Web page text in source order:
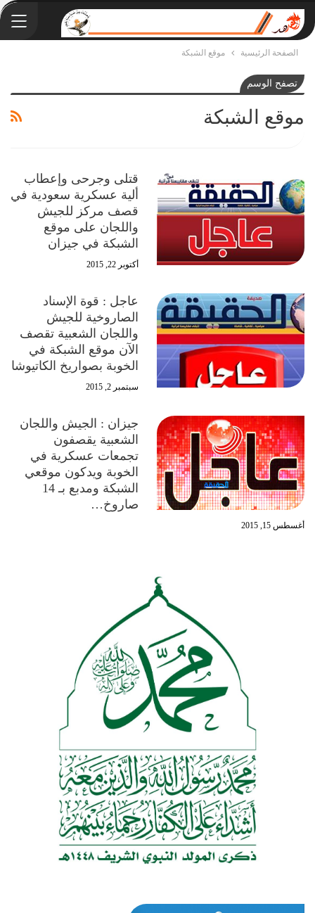
الصفحة الرئيسية موقع الشبكة
تصفح الوسم
موقع الشبكة
قتلى وجرحى وإعطاب
ألية عسكرية سعودية في
قصف مركز للجيش
واللجان على موقع
الشبكة في جيزان
أكتوبر 22, 2015
عاجل : قوة الإسناد
الصاروخية للجيش
واللجان الشعبية تقصف
الآن موقع الشبكة في
الخوبة بصواريخ الكاتيوشا
سبتمبر 2, 2015
جيزان : الجيش واللجان
الشعبية يقصفون
تجمعات عسكرية في
الخوبة ويدكون موقعي
الشبكة ومدبع بـ 14
صاروخ…
أغسطس 15, 2015